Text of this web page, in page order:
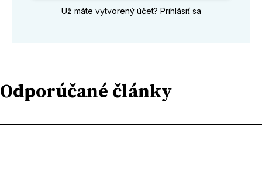
Už máte vytvorený účet? Prihlásiť sa
Odporúčané články